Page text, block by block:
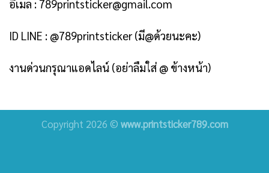
อีเมล : 789printsticker@gmail.com
ID LINE : @789printsticker(มี@ด้วยนะคะ)
งานด่วนกรุณาแอดไลน์ (อย่าลืมใส่ @ ข้างหน้า)
Copyright 2026 © www.printsticker789.com